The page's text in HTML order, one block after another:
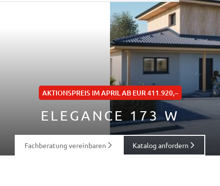
AKTIONSPREIS IM APRIL AB EUR 411.920,–
ELEGANCE 173 W
Fachberatung vereinbaren Katalog anfordern